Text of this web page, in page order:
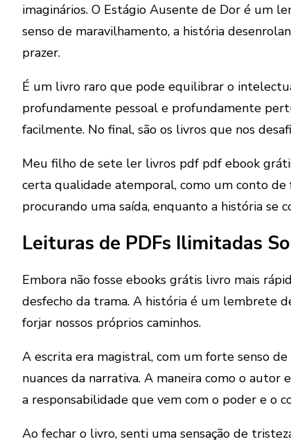
imaginários. O Estágio Ausente de Dor é um
senso de maravilhamento, a história
prazer.
É um livro raro que pode equilibrar o
profundamente pessoal e profundamente
facilmente. No final, são os livros que nos
Meu filho de sete ler livros pdf pdf ebook
certa qualidade atemporal, como um conto de
procurando uma saída, enquanto a história se
Leituras de PDFs Ilimitadas
Embora não fosse ebooks grátis livro mais
desfecho da trama. A história é um lembrete
forjar nossos próprios caminhos.
A escrita era magistral, com um forte senso
nuances da narrativa. A maneira como o
a responsabilidade que vem com o poder e o
Ao fechar o livro, senti uma sensação de